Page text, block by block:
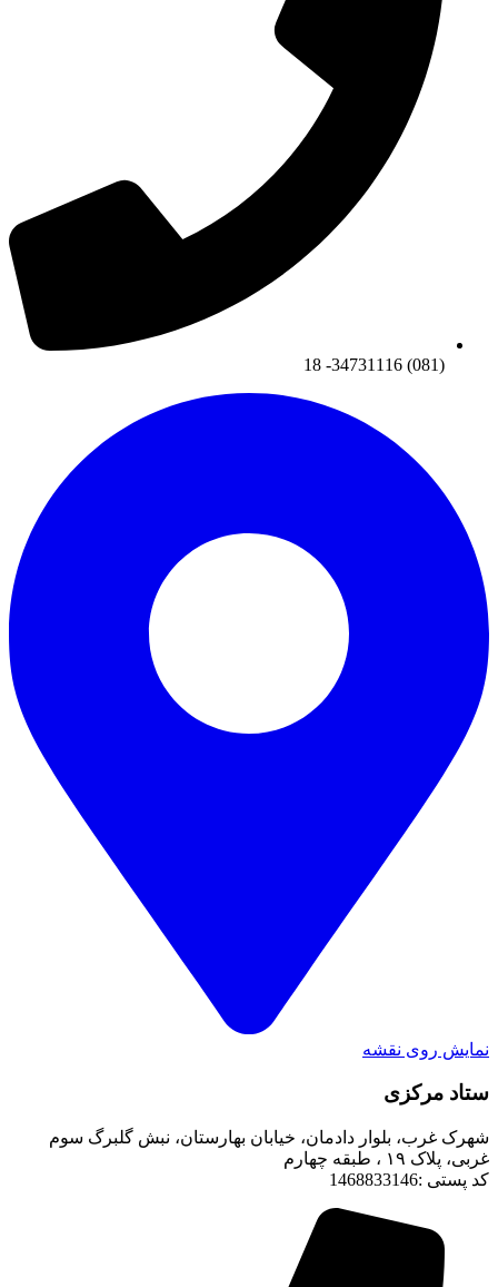
(081) 34731116- 18
نمایش روی نقشه
ستاد مرکزی
شهرک غرب، بلوار دادمان، خیابان بهارستان، نبش گلبرگ سوم
غربی، پلاک ۱۹ ، طبقه چهارم
کد پستی :1468833146